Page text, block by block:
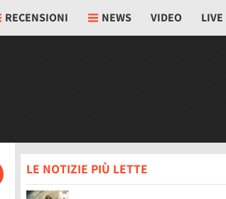
RECENSIONI NEWS VIDEO LIVE
LE NOTIZIE PIÙ LETTE